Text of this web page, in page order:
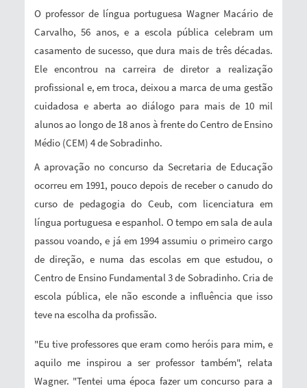
O professor de língua portuguesa Wagner Macário de
Carvalho, 56 anos, e a escola pública celebram um
casamento de sucesso, que dura mais de três décadas.
Ele encontrou na carreira de diretor a realização
profissional e, em troca, deixou a marca de uma gestão
cuidadosa e aberta ao diálogo para mais de 10 mil
alunos ao longo de 18 anos à frente do Centro de Ensino
Médio (CEM) 4 de Sobradinho.
A aprovação no concurso da Secretaria de Educação
ocorreu em 1991, pouco depois de receber o canudo do
curso de pedagogia do Ceub, com licenciatura em
língua portuguesa e espanhol. O tempo em sala de aula
passou voando, e já em 1994 assumiu o primeiro cargo
de direção, e numa das escolas em que estudou, o
Centro de Ensino Fundamental 3 de Sobradinho. Cria de
escola pública, ele não esconde a influência que isso
teve na escolha da profissão.
"Eu tive professores que eram como heróis para mim, e
aquilo me inspirou a ser professor também", relata
Wagner. "Tentei uma época fazer um concurso para a